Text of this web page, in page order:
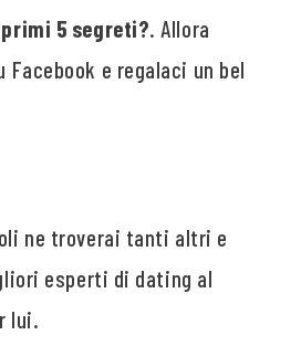
5 segreti?. Allora
e regalaci un bel
ne troverai tanti altri e
esperti di dating al
lui.